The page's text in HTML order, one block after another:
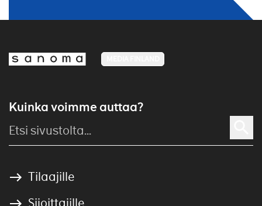
Kuinka voimme auttaa?
Tilaajille
Sijoittajille